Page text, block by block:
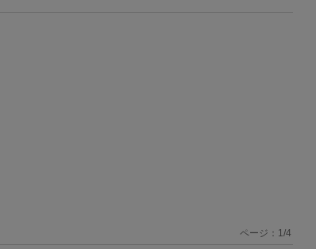
ページ： 1 /4